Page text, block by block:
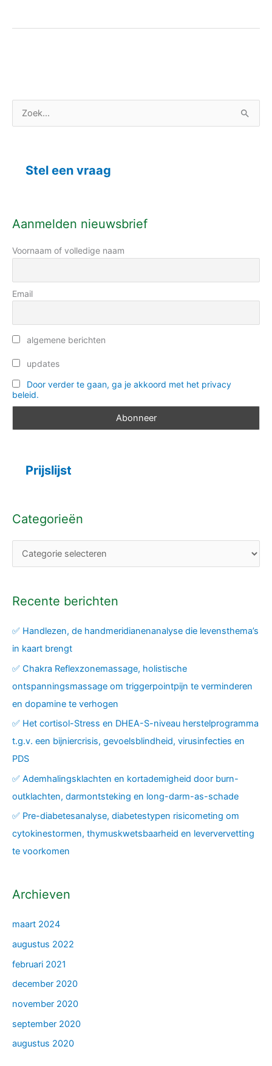
a
:
Stel een vraag
Aanmelden nieuwsbrief
Voornaam of volledige naam
Email
algemene berichten
updates
Door verder te gaan, ga je akkoord met het privacy
beleid.
Prijslijst
Categorieën
a
i
e
n
Recente berichten
✅ Handlezen, de handmeridianenanalyse die levensthema’s
in kaart brengt
✅ Chakra Reflexzonemassage, holistische
ontspanningsmassage om triggerpointpijn te verminderen
en dopamine te verhogen
✅ Het cortisol-Stress en DHEA-S-niveau herstelprogramma
t.g.v. een bijniercrisis, gevoelsblindheid, virusinfecties en
PDS
✅ Ademhalingsklachten en kortademigheid door burn-
outklachten, darmontsteking en long-darm-as-schade
✅ Pre-diabetesanalyse, diabetestypen risicometing om
cytokinestormen, thymuskwetsbaarheid en leververvetting
te voorkomen
Archieven
maart 2024
augustus 2022
februari 2021
december 2020
november 2020
september 2020
augustus 2020